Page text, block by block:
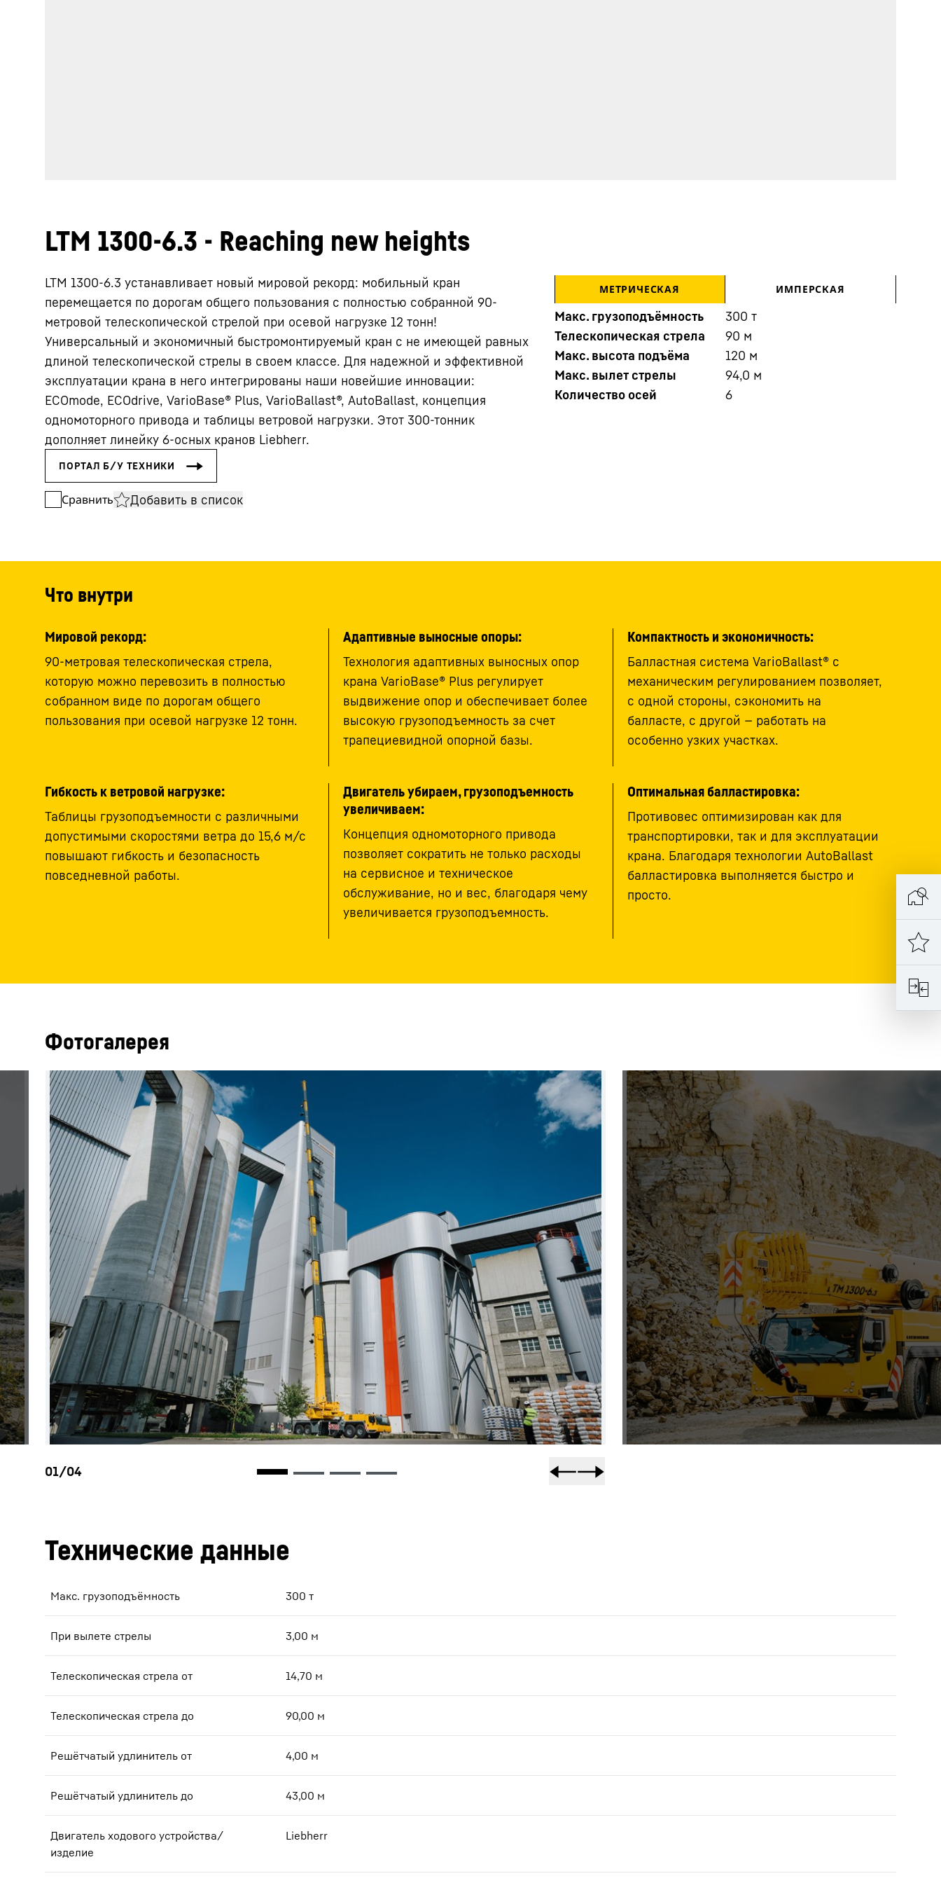
LTM 1300-6.3 - Reaching new heights
LTM 1300-6.3 устанавливает новый мировой рекорд: мобильный кран
перемещается по дорогам общего пользования с полностью собранной 90-
метровой телескопической стрелой при осевой нагрузке 12 тонн!
Универсальный и экономичный быстромонтируемый кран с не имеющей равных
длиной телескопической стрелы в своем классе. Для надежной и эффективной
эксплуатации крана в него интегрированы наши новейшие инновации:
ECOmode, ECOdrive, VarioBase® Plus, VarioBallast®, AutoBallast, концепция
одномоторного привода и таблицы ветровой нагрузки. Этот 300-тонник
дополняет линейку 6-осных кранов Liebherr.
Сравнить Добавить в список
МЕТРИЧЕСКАЯ ИМПЕРСКАЯ
Макс. грузоподъёмность 300 т
Телескопическая стрела
90 м
Макс. высота подъёма
120 м
Макс. вылет стрелы
94,0 м
Количество осей
6
Что внутри
Мировой рекорд:
90-метровая телескопическая стрела,
которую можно перевозить в полностью
собранном виде по дорогам общего
пользования при осевой нагрузке 12 тонн.
Адаптивные выносные опоры:
Технология адаптивных выносных опор
крана VarioBase® Plus регулирует
выдвижение опор и обеспечивает более
высокую грузоподъемность за счет
трапециевидной опорной базы.
Компактность и экономичность:
Балластная система VarioBallast® с
механическим регулированием позволяет,
с одной стороны, сэкономить на
балласте, с другой — работать на
особенно узких участках.
Гибкость к ветровой нагрузке:
Таблицы грузоподъемности с различными
допустимыми скоростями ветра до 15,6 м/с
повышают гибкость и безопасность
повседневной работы.
Двигатель убираем, грузоподъемность
увеличиваем:
Концепция одномоторного привода
позволяет сократить не только расходы
на сервисное и техническое
обслуживание, но и вес, благодаря чему
увеличивается грузоподъемность.
Оптимальная балластировка:
Противовес оптимизирован как для
транспортировки, так и для эксплуатации
крана. Благодаря технологии AutoBallast
балластировка выполняется быстро и
просто.
Фотогалерея
Технические данные
Макс. грузоподъёмность 300 т
При вылете стрелы 3,00 м
Телескопическая стрела от 14,70 м
Телескопическая стрела до 90,00 м
Решётчатый удлинитель от 4,00 м
Решётчатый удлинитель до 43,00 м
Двигатель ходового устройства/
изделие
Liebherr